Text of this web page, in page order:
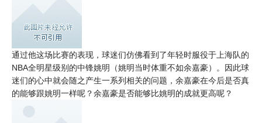
通过他这场比赛的表现，球迷们仿佛看到了年轻时服役于上海队的
NBA全明星级别的中锋姚明（姚明当时体重不如余嘉豪）。因此球
迷们的心中就会随之产生一系列相关的问题，余嘉豪在今后是否真
的能够跟姚明一样呢？余嘉豪是否能够比姚明的成就更高呢？